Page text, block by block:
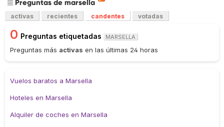
Preguntas de marsella
activas recientes candentes votadas
0 Preguntas etiquetadas MARSELLA
Preguntas más activas en las últimas 24 horas
Vuelos baratos a Marsella
Hoteles en Marsella
Alquiler de coches en Marsella